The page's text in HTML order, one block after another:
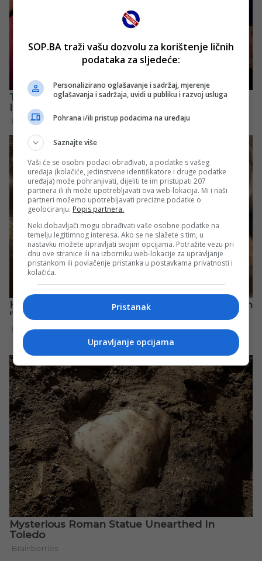
SOP.BA traži vašu dozvolu za korištenje ličnih
podataka za sljedeće:
Personalizirano oglašavanje i sadržaj, mjerenje
oglašavanja i sadržaja, uvidi u publiku i razvoj usluga
Pohrana i/ili pristup podacima na uređaju
Saznajte više
Vaši će se osobni podaci obrađivati, a podatke s vašeg
uređaja (kolačiće, jedinstvene identifikatore i druge podatke
uređaja) može pohranjivati, dijeliti te im pristupati 207
partnera ili ih može upotrebljavati ova web-lokacija. Mi i naši
partneri možemo upotrebljavati precizne podatke o
geolociranju. Popis partnera.
Neki dobavljači mogu obrađivati vaše osobne podatke na
temelju legitimnog interesa. Ako se ne slažete s tim, u
nastavku možete upravljati svojim opcijama. Potražite vezu pri
dnu ove stranice ili na izborniku web-lokacije za upravljanje
pristankom ili povlačenje pristanka u postavkama privatnosti i
kolačića.
Pristanak
Upravljanje opcijama